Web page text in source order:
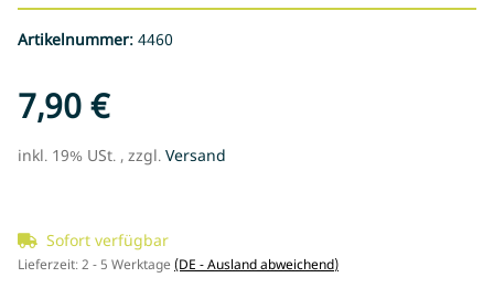
Artikelnummer: 4460
7,90 €
inkl. 19% USt. , zzgl. Versand
Sofort verfügbar
Lieferzeit:2 - 5 Werktage (DE - Ausland abweichend)